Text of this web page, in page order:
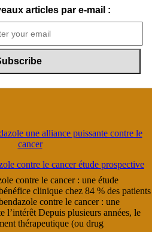
articles par e-mail :
contre le cancer étude prospective
contre le cancer : une étude
clinique chez 84 % des patients
contre le cancer : une
l’intérêt Depuis plusieurs années, le
thérapeutique (ou drug